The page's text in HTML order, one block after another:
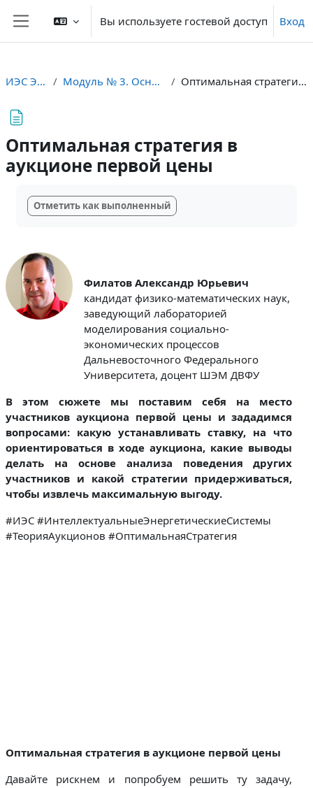
Перейти к основному содержанию
Боковая панель
Вы используете гостевой доступ Вход
ИЭС Энерджнет Модуль № 3. Основы теории аукционов Оптимальная стратегия в аукционе первой цены
Оптимальная стратегия в
аукционе первой цены
Отметить как выполненный
Филатов Александр Юрьевич
кандидат физико-математических наук,
заведующий лабораторией
моделирования социально-
экономических процессов
Дальневосточного Федерального
Университета, доцент ШЭМ ДВФУ
В этом сюжете мы поставим себя на место
участников аукциона первой цены и зададимся
вопросами: какую устанавливать ставку, на что
ориентироваться в ходе аукциона, какие выводы
делать на основе анализа поведения других
участников и какой стратегии придерживаться,
чтобы извлечь максимальную выгоду.
#ИЭС #ИнтеллектуальныеЭнергетическиеСистемы
#ТеорияАукционов #ОптимальнаяСтратегия
Оптимальная стратегия в аукционе первой цены
Давайте рискнем и попробуем решить ту задачу,